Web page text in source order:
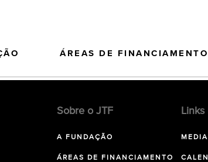
ÁREAS DE FINANCIAMENTO
Sobre o JTF
A FUNDAÇÃO
ÁREAS DE FINANCIAMENTO
Links